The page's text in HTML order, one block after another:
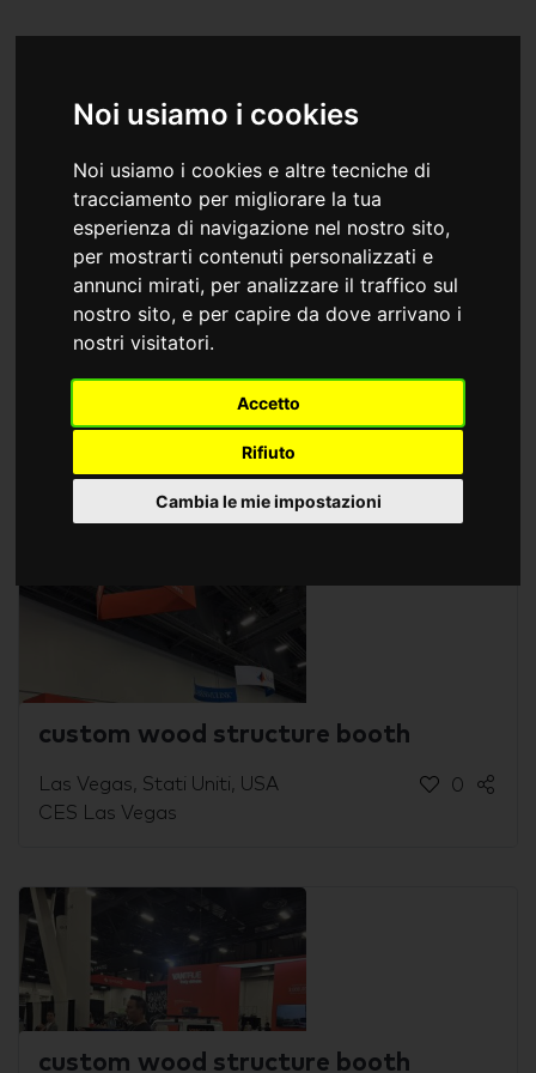
Noi usiamo i cookies
Noi usiamo i cookies e altre tecniche di
tracciamento per migliorare la tua
esperienza di navigazione nel nostro sito,
per mostrarti contenuti personalizzati e
annunci mirati, per analizzare il traffico sul
nostro sito, e per capire da dove arrivano i
nostri visitatori.
Accetto
Rifiuto
Cambia le mie impostazioni
SASTAND
custom wood structure booth
New York, Stati Uniti, USA
Toy Fair New York
custom wood structure booth
Las Vegas, Stati Uniti, USA
CES Las Vegas
0
custom wood structure booth